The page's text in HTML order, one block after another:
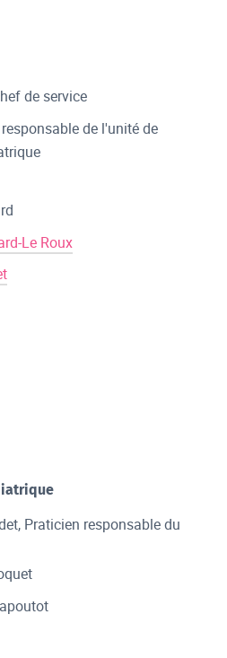
de service
responsable de l'unité de
Le Roux
Praticien responsable du